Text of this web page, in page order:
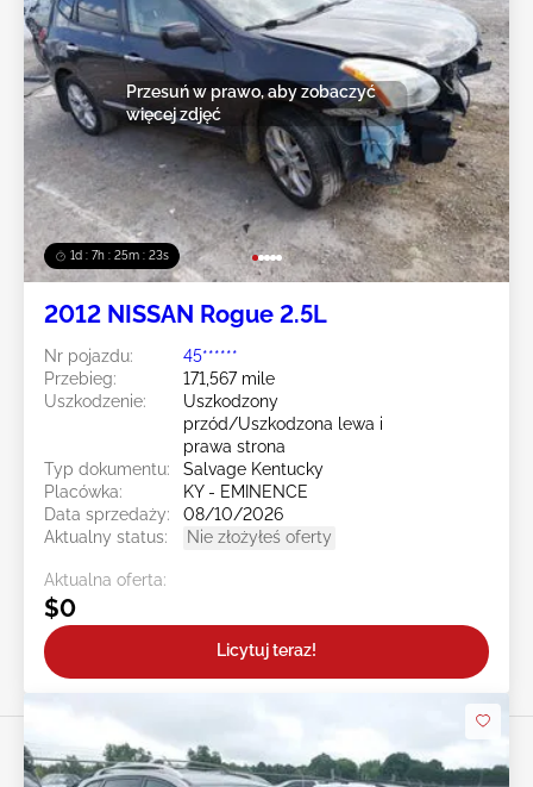
1d : 7h : 25m : 20s
Przesuń w prawo, aby zobaczyć
więcej zdjęć
2012 NISSAN Rogue 2.5L
Nr pojazdu:
45******
Przebieg:
171,567 mile
Uszkodzenie:
Uszkodzony
przód/Uszkodzona lewa i
prawa strona
Typ dokumentu:
Salvage Kentucky
Placówka:
KY - EMINENCE
Data sprzedaży:
08/10/2026
Aktualny status:
Nie złożyłeś oferty
Aktualna oferta:
$0
Licytuj teraz!